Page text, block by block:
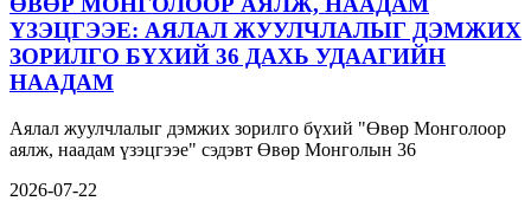
ҮЗЭЦГЭЭЕ: АЯЛАЛ ЖУУЛЧЛАЛЫГ ДЭМЖИХ
ЗОРИЛГО БҮХИЙ 36 ДАХЬ УДААГИЙН
НААДАМ
Аялал жуулчлалыг дэмжих зорилго бүхий "Өвөр Монголоор
аялж, наадам үзэцгээе" сэдэвт Өвөр Монголын 36
2026-07-22